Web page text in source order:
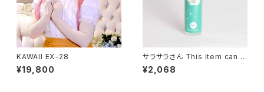
KAWAII EX-28
¥19,800
サラサラさん This item can n
ot ship overseas
¥2,068